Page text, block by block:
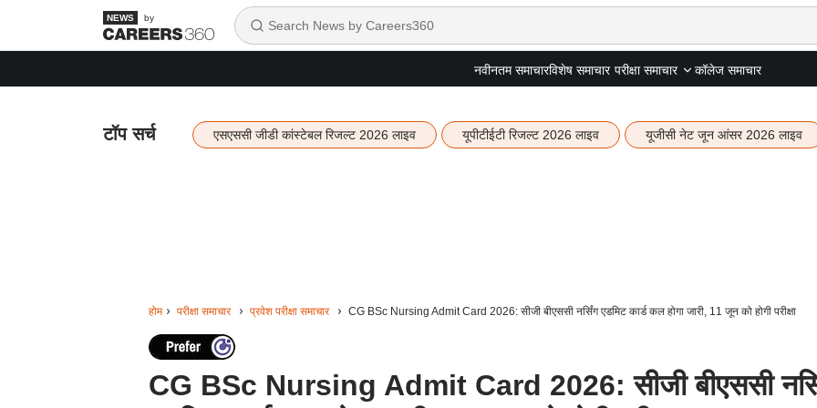
by
नवीनतम समाचारविशेष समाचार परीक्षा समाचार कॉलेज समाचार
टॉप सर्च एसएससी जीडी कांस्टेबल रिजल्ट 2026 लाइव यूपीटीईटी रिजल्ट 2026 लाइव यूजीसी नेट जून आंसर 2026 लाइव
होम परीक्षा समाचार प्रवेश परीक्षा समाचार CG BSc Nursing Admit Card 2026: सीजी बीएससी नर्सिंग एडमिट कार्ड कल होगा जारी, 11 जून को होगी परीक्षा
CG BSc Nursing Admit Card 2026: सीजी बीएससी